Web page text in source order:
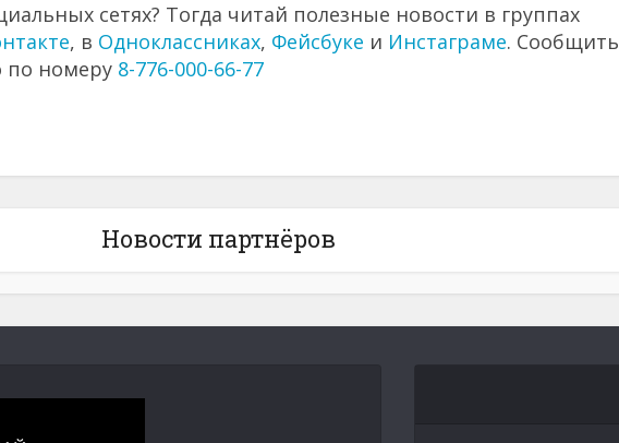
сетях? Тогда читай полезные новости в группах
, в Одноклассниках, Фейсбуке и Инстаграме. Сообщить
по номеру 8-776-000-66-77
Новости партнёров